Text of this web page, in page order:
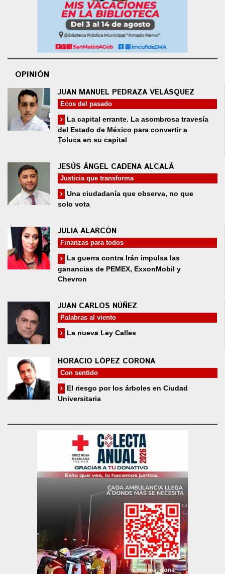
OPINIÓN
JUAN MANUEL PEDRAZA VELÁSQUEZ
Ecos del pasado
La capital errante. La asombrosa travesía
del Estado de México para convertir a
Toluca en su capital
JESÚS ÁNGEL CADENA ALCALÁ
Justicia que transforma
Una ciudadanía que observa, no que
solo vota
JULIA ALARCÓN
Finanzas para todos
La guerra contra Irán impulsa las
ganancias de PEMEX, ExxonMobil y
Chevron
JUAN CARLOS NÚÑEZ
Palabras al viento
La nueva Ley Calles
HORACIO LÓPEZ CORONA
Con sentido
El riesgo por los árboles en Ciudad
Universitaria